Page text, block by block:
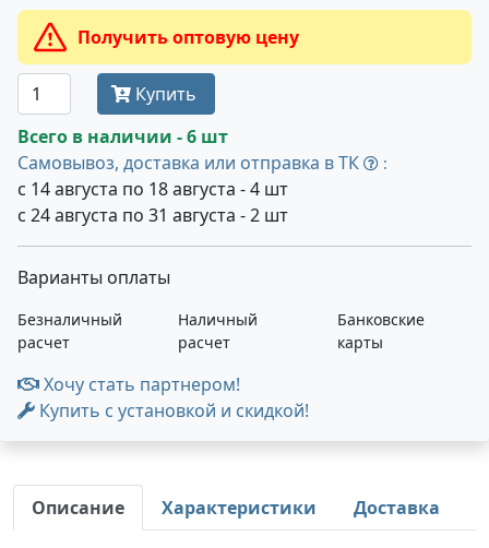
Получить оптовую цену
Купить
Всего в наличии - 6 шт
Самовывоз, доставка или отправка в ТК
:
с 14 августа по 18 августа - 4 шт
с 24 августа по 31 августа - 2 шт
Варианты оплаты
Безналичный
расчет
Наличный
расчет
Банковские
карты
Хочу стать партнером!
Купить с установкой и скидкой!
Описание Характеристики Доставка